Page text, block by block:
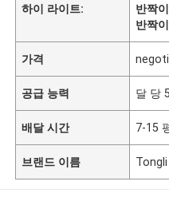
하이 라이트:
반짝
반짝
가격
공급 능력 달 당
배달 시간 7-15
브랜드 이름 Tongli